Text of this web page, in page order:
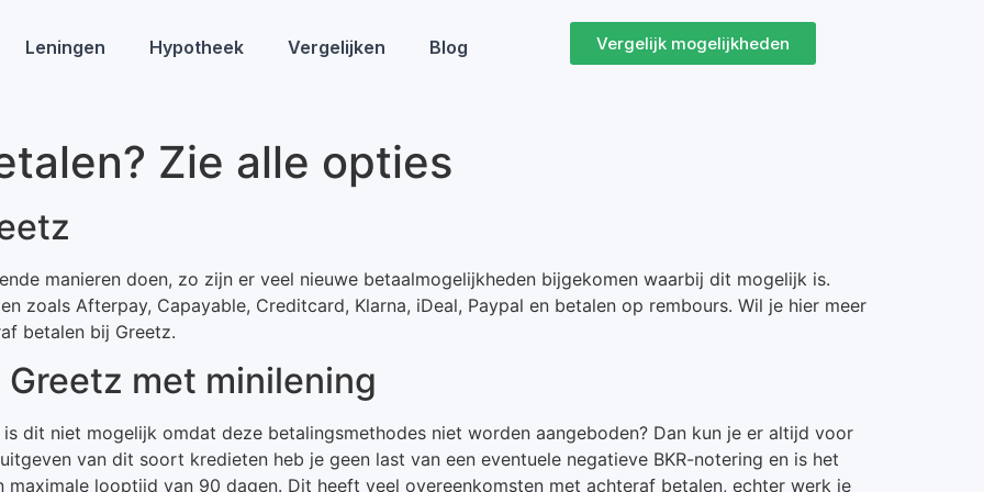
Leningen Hypotheek Vergelijken Blog Vergelijk mogelijkheden
Zie alle opties
manieren doen, zo zijn er veel nieuwe betaalmogelijkheden bijgekomen waarbij dit mogelijk is.
zoals Afterpay, Capayable, Creditcard, Klarna, iDeal, Paypal en betalen op rembours. Wil je hier meer
betalen bij Greetz.
met minilening
dit niet mogelijk omdat deze betalingsmethodes niet worden aangeboden? Dan kun je er altijd voor
van dit soort kredieten heb je geen last van een eventuele negatieve BKR-notering en is het
looptijd van 90 dagen. Dit heeft veel overeenkomsten met achteraf betalen, echter werk je